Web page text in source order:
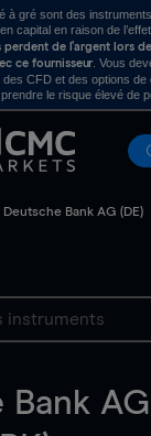
à gré sont des
capital en raison de
perdent de l’argent lors
ce fournisseur . Vous
CFD et des options
le risque élevé de
Deutsche Bank AG (DE)